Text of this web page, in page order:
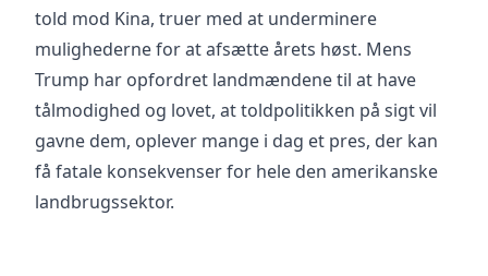
told mod Kina, truer med at underminere
mulighederne for at afsætte årets høst. Mens
Trump har opfordret landmændene til at have
tålmodighed og lovet, at toldpolitikken på sigt vil
gavne dem, oplever mange i dag et pres, der kan
få fatale konsekvenser for hele den amerikanske
landbrugssektor.